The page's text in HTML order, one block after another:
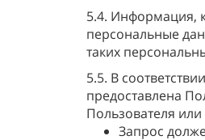
5.4. Информация,
персональные
таких
5.5. В
предоставлена
Пользователя
Запрос